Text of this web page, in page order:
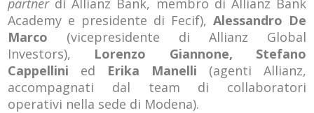
partnerdi Allianz Bank, membro di Allianz Bank
Academy e presidente di Fecif), Alessandro De
Marco (vicepresidente di Allianz Global
Investors), Lorenzo Giannone, Stefano
Cappellini ed Erika Manelli (agenti Allianz,
accompagnati dal team di collaboratori
operativi nella sede di Modena).